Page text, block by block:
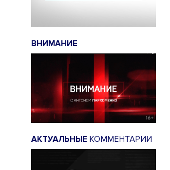
ВНИМАНИЕ
АКТУАЛЬНЫЕ КОММЕНТАРИИ